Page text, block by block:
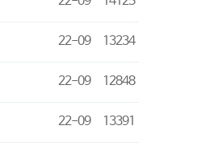
22-09 13234
22-09 12848
22-09 13391